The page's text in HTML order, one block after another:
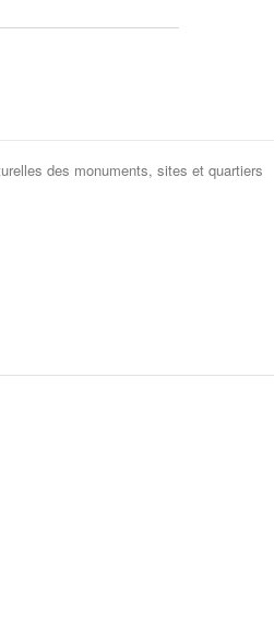
des monuments, sites et quartiers